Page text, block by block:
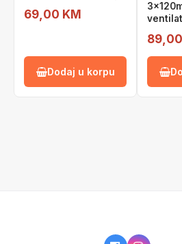
69,00 KM
Dodaj u korpu